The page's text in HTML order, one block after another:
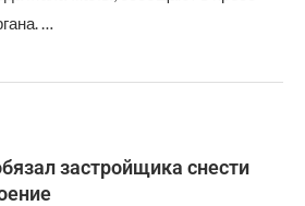
…
застройщика снести